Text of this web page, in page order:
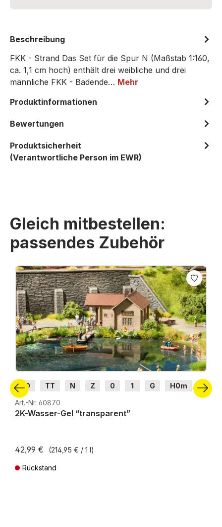
Beschreibung
FKK - Strand Das Set für die Spur N (Maßstab 1:160,
ca. 1,1 cm hoch) enthält drei weibliche und drei
männliche FKK - Badende… Mehr
Produktinformationen
Bewertungen
Produktsicherheit
(Verantwortliche Person im EWR)
Gleich mitbestellen:
passendes Zubehör
Produktgalerie überspringen
H0 TT N Z 0 1 G
H0m
H0e
Art.-Nr. 60870
2K-Wasser-Gel “transparent”
42,99 € (214,95 € / 1 l)
Rückstand